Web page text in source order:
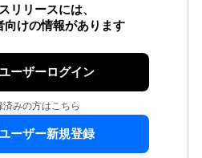
リリースには、
向けの情報があります
ーザーログイン
済みの方はこちら
ーザー新規登録